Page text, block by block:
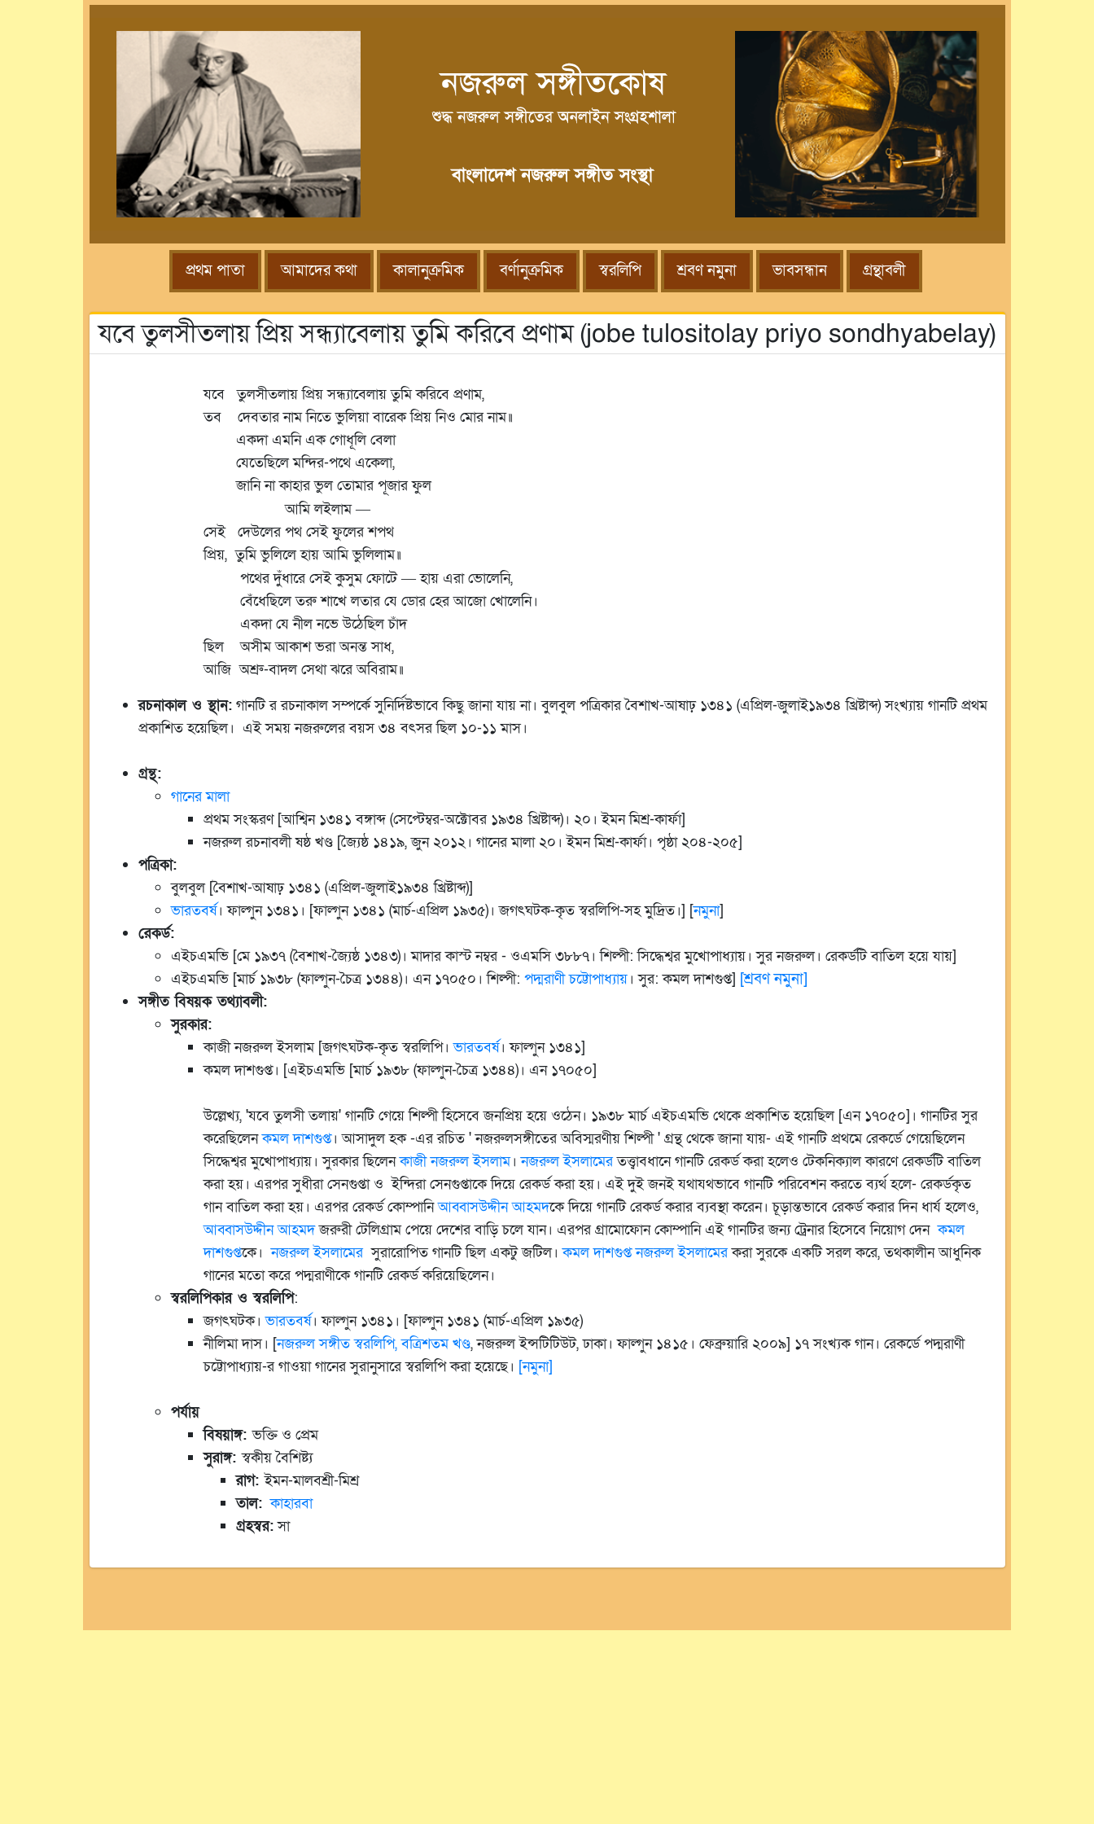
প্রথম পাতা আমাদের কথা কালানুক্রমিক বর্ণানুক্রমিক স্বরলিপি শ্রবণ নমুনা ভাবসন্ধান গ্রন্থাবলী
যবে তুলসীতলায় প্রিয় সন্ধ্যাবেলায় তুমি করিবে প্রণাম (jobe tulositolay priyo sondhyabelay)
যবে তুলসীতলায় প্রিয় সন্ধ্যাবেলায় তুমি করিবে প্রণাম,
তব দেবতার নাম নিতে ভুলিয়া বারেক প্রিয় নিও মোর নাম॥
একদা এমনি এক গোধূলি বেলা
যেতেছিলে মন্দির-পথে একেলা,
জানি না কাহার ভুল তোমার পূজার ফুল
আমি লইলাম—
সেই দেউলের পথ সেই ফুলের শপথ
প্রিয়, তুমি ভুলিলে হায় আমি ভুলিলাম॥
পথের দুঁধারে সেই কুসুম ফোটে—হায় এরা ভোলেনি,
বেঁধেছিলে তরু শাখে লতার যে ডোর হের আজো খোলেনি।
একদা যে নীল নভে উঠেছিল চাঁদ
ছিল অসীম আকাশ ভরা অনন্ত সাধ,
আজি অশ্রু-বাদল সেথা ঝরে অবিরাম॥
রচনাকাল ও স্থান:গানটি র রচনাকাল সম্পর্কে সুনির্দিষ্টভাবে কিছু জানা যায় না। বুলবুল পত্রিকার বৈশাখ-আষাঢ় ১৩৪১ (এপ্রিল-জুলাই১৯৩৪ খ্রিষ্টাব্দ) সংখ্যায় গানটি প্রথম
প্রকাশিত হয়েছিল। এই সময় নজরুলের বয়স ৩৪ বৎসর ছিল ১০-১১ মাস।
গ্রন্থ:
গানের মালা
প্রথম সংস্করণ [আশ্বিন ১৩৪১ বঙ্গাব্দ (সেপ্টেম্বর-অক্টোবর ১৯৩৪ খ্রিষ্টাব্দ)। ২০। ইমন মিশ্র-কার্ফা]
নজরুল রচনাবলী ষষ্ঠ খণ্ড [জ্যৈষ্ঠ ১৪১৯, জুন ২০১২। গানের মালা ২০। ইমন মিশ্র-কার্ফা। পৃষ্ঠা ২০৪-২০৫]
পত্রিকা:
বুলবুল [বৈশাখ-আষাঢ় ১৩৪১ (এপ্রিল-জুলাই১৯৩৪ খ্রিষ্টাব্দ)]
ভারতবর্ষ। ফাল্গুন ১৩৪১। [ফাল্গুন ১৩৪১ (মার্চ-এপ্রিল ১৯৩৫)। জগৎঘটক-কৃত স্বরলিপি-সহ মুদ্রিত।] [নমুনা]
রেকর্ড:
এইচএমভি [মে ১৯৩৭ (বৈশাখ-জ্যৈষ্ঠ ১৩৪৩)। মাদার কাস্ট নম্বর - ওএমসি ৩৮৮৭। শিল্পী: সিদ্ধেশ্বর মুখোপাধ্যায়। সুর নজরুল। রেকর্ডটি বাতিল হয়ে যায়]
এইচএমভি [মার্চ ১৯৩৮ (ফাল্গুন-চৈত্র ১৩৪৪)। এন ১৭০৫০। শিল্পী: পদ্মরাণী চট্টোপাধ্যায়। সুর: কমল দাশগুপ্ত] [শ্রবণ নমুনা]
সঙ্গীত বিষয়ক তথ্যাবলী:
সুরকার:
কাজী নজরুল ইসলাম [জগৎঘটক-কৃত স্বরলিপি।ভারতবর্ষ। ফাল্গুন ১৩৪১]
কমল দাশগুপ্ত। [এইচএমভি [মার্চ ১৯৩৮ (ফাল্গুন-চৈত্র ১৩৪৪)। এন ১৭০৫০]
উল্লেখ্য, 'যবে তুলসী তলায়' গানটি গেয়ে শিল্পী হিসেবে জনপ্রিয় হয়ে ওঠেন। ১৯৩৮ মার্চ এইচএমভি থেকে প্রকাশিত হয়েছিল [এন ১৭০৫০]। গানটির সুর
করেছিলেনকমল দাশগুপ্ত। আসাদুল হক -এর রচিত ' নজরুলসঙ্গীতের অবিস্মরণীয় শিল্পী ' গ্রন্থ থেকে জানা যায়- এই গানটি প্রথমে রেকর্ডে গেয়েছিলেন
সিদ্ধেশ্বর মুখোপাধ্যায়। সুরকার ছিলেনকাজী নজরুল ইসলাম।নজরুল ইসলামেরতত্ত্বাবধানে গানটি রেকর্ড করা হলেও টেকনিক্যাল কারণে রেকর্ডটি বাতিল
করা হয়। এরপর সুধীরা সেনগুপ্তা ও ইন্দিরা সেনগুপ্তাকে দিয়ে রেকর্ড করা হয়। এই দুই জনই যথাযথভাবে গানটি পরিবেশন করতে ব্যর্থ হলে- রেকর্ডকৃত
গান বাতিল করা হয়। এরপর রেকর্ড কোম্পানিআব্বাসউদ্দীন আহমদকে দিয়ে গানটি রেকর্ড করার ব্যবস্থা করেন। চূড়ান্তভাবে রেকর্ড করার দিন ধার্য হলেও,
আব্বাসউদ্দীন আহমদজরুরী টেলিগ্রাম পেয়ে দেশের বাড়ি চলে যান। এরপর গ্রামোফোন কোম্পানি এই গানটির জন্য ট্রেনার হিসেবে নিয়োগ দেনকমল
দাশগুপ্তকে।নজরুল ইসলামের সুরারোপিত গানটি ছিল একটু জটিল।কমল দাশগুপ্ত নজরুল ইসলামেরকরা সুরকে একটি সরল করে, তথকালীন আধুনিক
গানের মতো করে পদ্মরাণীকে গানটি রেকর্ড করিয়েছিলেন।
স্বরলিপিকার ও স্বরলিপি:
জগৎঘটক।ভারতবর্ষ। ফাল্গুন ১৩৪১। [ফাল্গুন ১৩৪১ (মার্চ-এপ্রিল ১৯৩৫)
নীলিমা দাস। [নজরুল সঙ্গীত স্বরলিপি, বত্রিশতম খণ্ড, নজরুল ইন্সটিটিউট, ঢাকা। ফাল্গুন ১৪১৫। ফেব্রুয়ারি ২০০৯] ১৭ সংখ্যক গান। রেকর্ডে পদ্মরাণী
চট্টোপাধ্যায়-র গাওয়া গানের সুরানুসারে স্বরলিপি করা হয়েছে। [নমুনা]
পর্যায়
বিষয়াঙ্গ:ভক্তি ও প্রেম
সুরাঙ্গ:স্বকীয় বৈশিষ্ট্য
রাগ:ইমন-মালবশ্রী-মিশ্র
তাল: কাহারবা
গ্রহস্বর:সা